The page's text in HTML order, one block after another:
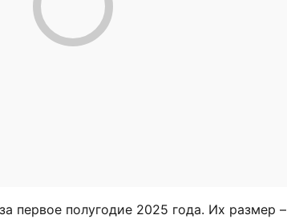
первое полугодие 2025 года. Их размер –